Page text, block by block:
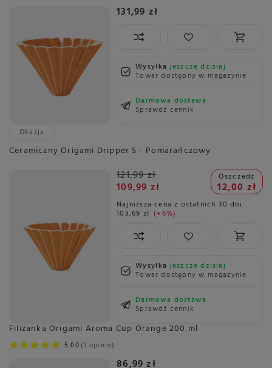
131,99 zł
Wysyłkajeszcze dzisiaj
Towar dostępny w magazynie
Darmowa dostawa
Sprawdź cennik
Okazja
Ceramiczny Origami Dripper S - Pomarańczowy
121,99 zł
109,99 zł
Oszczedź
12,00 zł
Najniższa cena z ostatnich 30 dni:
103,69 zł +6%
Wysyłkajeszcze dzisiaj
Towar dostępny w magazynie
Darmowa dostawa
Sprawdź cennik
Filiżanka Origami Aroma Cup Orange 200 ml
5.00 1 opinie
86,99 zł